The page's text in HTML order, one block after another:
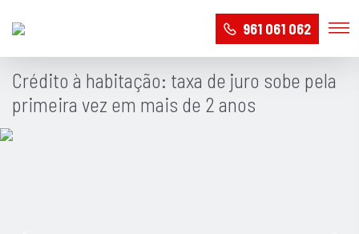
961 061 062
Crédito à habitação: taxa de juro sobe pela
primeira vez em mais de 2 anos